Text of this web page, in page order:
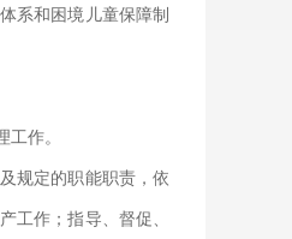
系和困境儿童保障制
作。
规定的职能职责，依
作；指导、督促、